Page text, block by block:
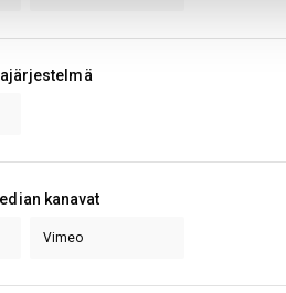
kanavat
Vimeo